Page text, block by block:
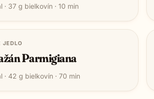
· 37 g bielkovín · 10 min
JEDLO
Parmigiana
· 42 g bielkovín · 70 min